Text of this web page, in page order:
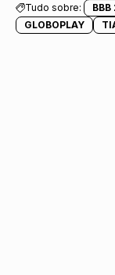
Tudo sobre: BBB
GLOBOPLAY